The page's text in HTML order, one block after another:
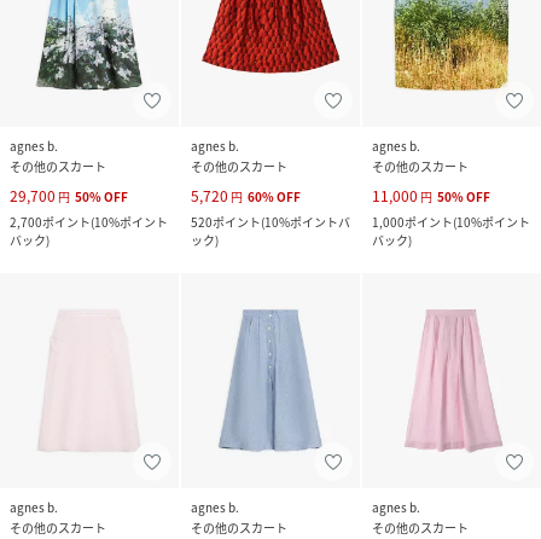
agnes b.
その他のスカート
29,700 円 50%OFF
2,700ポイント(10%ポイント
バック)
agnes b.
その他のスカート
5,720 円 60%OFF
520ポイント(10%ポイントバ
ック)
agnes b.
その他のスカート
11,000 円 50%OFF
1,000ポイント(10%ポイント
バック)
agnes b.
その他のスカート
agnes b.
その他のスカート
agnes b.
その他のスカート